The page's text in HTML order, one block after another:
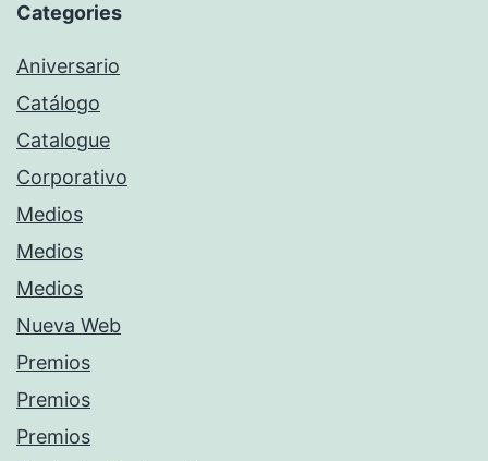
Categories
Aniversario
Catálogo
Catalogue
Corporativo
Medios
Medios
Medios
Nueva Web
Premios
Premios
Premios